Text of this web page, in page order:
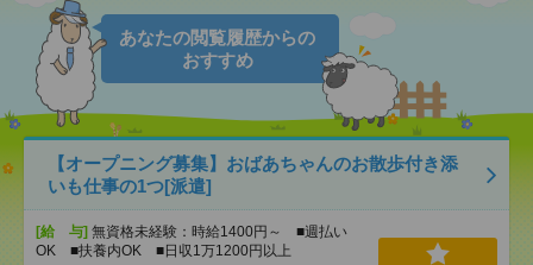
あなたの閲覧履歴からの
おすすめ
【オープニング募集】おばあちゃんのお散歩付き添
いも仕事の1つ[派遣]
[給 与] 無資格未経験：時給1400円～ ■週払い
OK ■扶養内OK ■日収1万1200円以上